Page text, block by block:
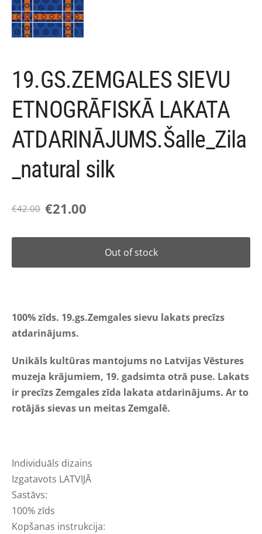
19.GS.ZEMGALES SIEVU
ETNOGRĀFISKĀ LAKATA
ATDARINĀJUMS.Šalle_Zila
_natural silk
€42.00 €21.00
Out of stock
100% zīds. 19.gs.Zemgales sievu lakats precīzs
atdarinājums.
Unikāls kultūras mantojums no Latvijas Vēstures
muzeja krājumiem, 19. gadsimta otrā puse. Lakats
ir precīzs Zemgales zīda lakata atdarinājums. Ar to
rotājās sievas un meitas Zemgalē.
Individuāls dizains
Izgatavots LATVIJĀ
Sastāvs:
100% zīds
Kopšanas instrukcija: